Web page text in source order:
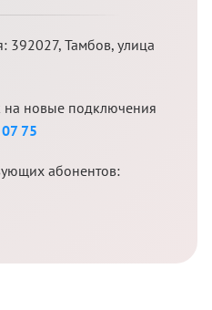
392027, Тамбов, улица
на новые подключения
75
абонентов: